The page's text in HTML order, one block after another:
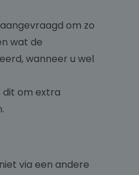
om zo
wat de
wanneer u wel
dit om extra
via een andere